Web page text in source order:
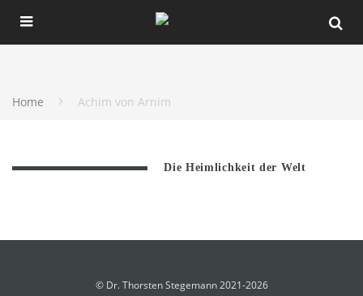
Home Achim von Arnim
Die Heimlichkeit der Welt
© Dr. Thorsten Stegemann 2021-2026